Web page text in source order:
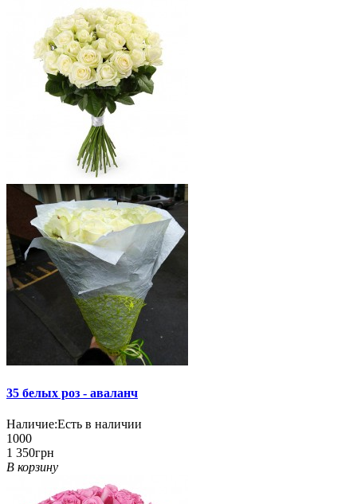
35 белых роз - аваланч
Наличие:Есть в наличии
1000
1 350грн
В корзину